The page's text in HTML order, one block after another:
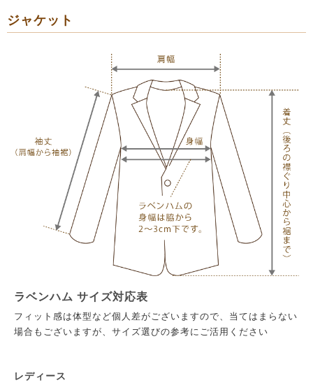
ジャケット
ラベンハム サイズ対応表
フィット感は体型など個人差がございますので、当てはまらない
場合もございますが、サイズ選びの参考にご活用ください
レディース